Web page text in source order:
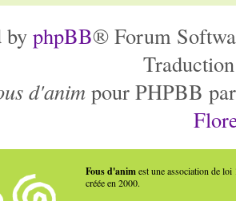
by phpBB® Forum
d'anim pour PHPBB
Fous d'animest une association de loi
créée en 2000.